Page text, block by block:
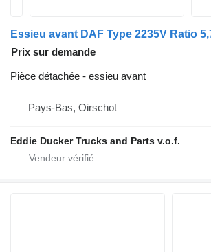
Prix sur demande
Pièce détachée - essieu avant
Pays-Bas, Oirschot
Eddie Ducker Trucks and Parts v.o.f.